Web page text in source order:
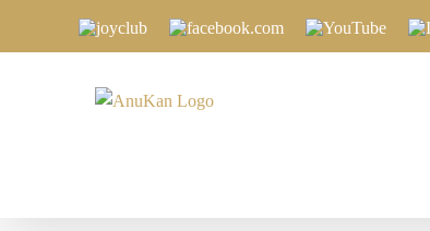
Joyclub Facebook.com YouTube